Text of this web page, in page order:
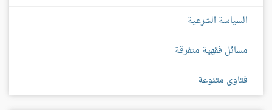
السياسة الشرعية
مسائل فقهية متفرقة
فتاوى متنوعة